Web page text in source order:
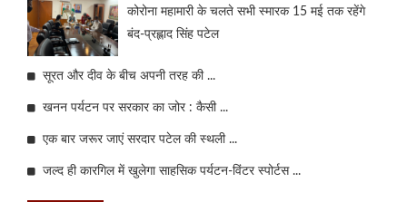
कोरोना महामारी के चलते सभी स्मारक 15 मई तक रहेंगे
बंद-प्रह्लाद सिंह पटेल
सूरत और दीव के बीच अपनी तरह की ...
खनन पर्यटन पर सरकार का जोर : कैसी ...
एक बार जरूर जाएं सरदार पटेल की स्थली ...
जल्द ही कारगिल में खुलेगा साहसिक पर्यटन-विंटर स्पोर्टस ...